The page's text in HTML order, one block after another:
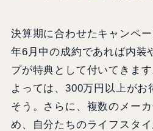
決算期に合わせたキャンペ
年6月中の成約であれば内装
プが特典として付いてきま
よっては、300万円以上がお
そう。さらに、複数のメー
め、自分たちのライフスタ